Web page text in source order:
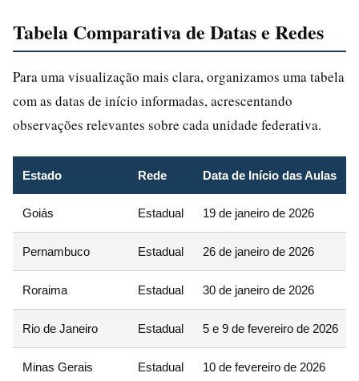
Tabela Comparativa de Datas e Redes
Para uma visualização mais clara, organizamos uma tabela
com as datas de início informadas, acrescentando
observações relevantes sobre cada unidade federativa.
Estado Rede Data de Início das Aulas
Goiás Estadual 19 de janeiro de 2026
Pernambuco Estadual 26 de janeiro de 2026
Roraima Estadual 30 de janeiro de 2026
Rio de Janeiro Estadual 5 e 9 de fevereiro de 2026
Minas Gerais Estadual 10 de fevereiro de 2026